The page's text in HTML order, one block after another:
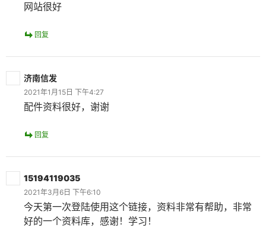
网站很好
回复
济南信发
2021年1月15日 下午4:27
配件资料很好，谢谢
回复
15194119035
2021年3月6日 下午6:10
今天第一次登陆使用这个链接，资料非常有帮助，非常
好的一个资料库，感谢！学习！